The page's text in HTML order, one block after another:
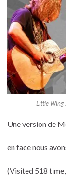
Little Wing
Une version de
en face nous
(Visited 518